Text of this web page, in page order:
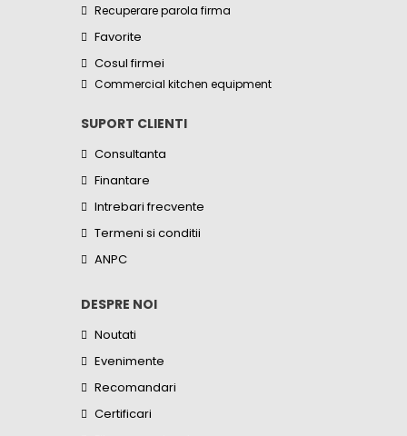
Recuperare parola firma
Favorite
Cosul firmei
Commercial kitchen equipment
SUPORT CLIENTI
Consultanta
Finantare
Intrebari frecvente
Termeni si conditii
ANPC
DESPRE NOI
Noutati
Evenimente
Recomandari
Certificari